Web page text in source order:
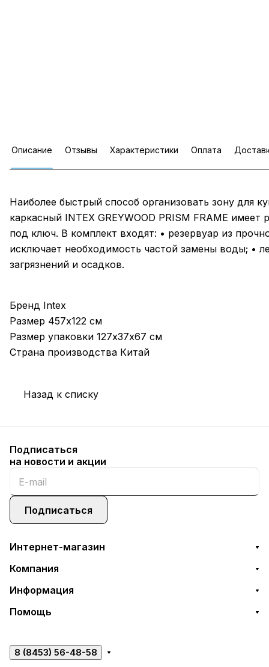
Описание Отзывы Характеристики Оплата
Наиболее быстрый способ организовать зону для
каркасный INTEX GREYWOOD PRISM FRAME
под ключ. В комплект входят: • резервуар из
исключает необходимость частой замены воды; •
загрязнений и осадков.
Бренд Intex
Размер 457х122 см
Размер упаковки 127х37х67 см
Страна производства Китай
Назад к списку
Подписаться
на новости и акции
Подписаться
Интернет-магазин
Компания
Информация
Помощь
8 (8453) 56-48-58